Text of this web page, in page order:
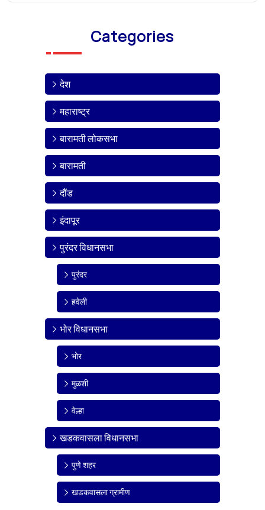
Categories
देश
महाराष्ट्र
बारामती लोकसभा
बारामती
दौंड
इंदापूर
पुरंदर विधानसभा
पुरंदर
हवेली
भोर विधानसभा
भोर
मुळशी
वेल्हा
खडकवासला विधानसभा
पुणे शहर
खडकवासला ग्रामीण